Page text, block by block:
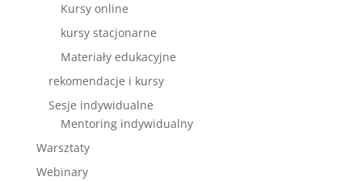
Kursy online
kursy stacjonarne
Materiały edukacyjne
rekomendacje i kursy
Sesje indywidualne
Mentoring indywidualny
Warsztaty
Webinary